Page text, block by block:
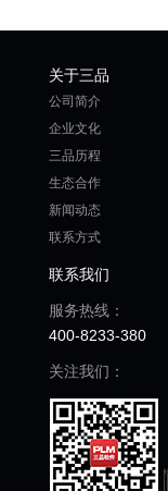
关于三品
公司简介
企业文化
三品历程
生态合作
新闻动态
联系方式
联系我们
服务热线：
400-8233-380
关注我们：